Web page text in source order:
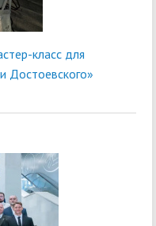
класс для
Достоевского»